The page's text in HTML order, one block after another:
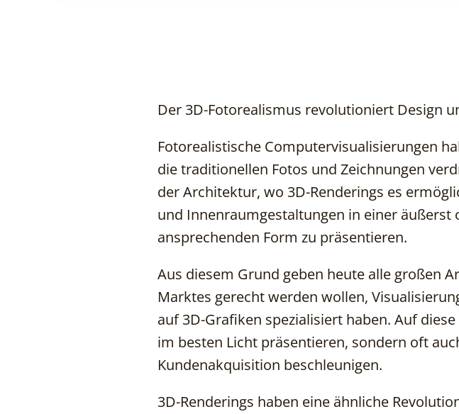
Der 3D-Fotorealismus revolutioniert Design
Fotorealistische Computervisualisierungen
die traditionellen Fotos und Zeichnungen
der Architektur, wo 3D-Renderings es
und Innenraumgestaltungen in einer
ansprechenden Form zu präsentieren.
Aus diesem Grund geben heute alle großen
Marktes gerecht werden wollen,
auf 3D-Grafiken spezialisiert haben. Auf
im besten Licht präsentieren, sondern oft
Kundenakquisition beschleunigen.
3D-Renderings haben eine ähnliche